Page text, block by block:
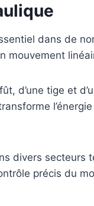
dans de
mouvement
d’une tige et
divers secteurs
précis du